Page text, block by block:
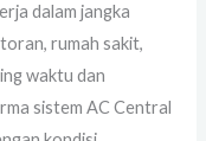
dalam jangka
rumah sakit,
waktu dan
sistem AC Central